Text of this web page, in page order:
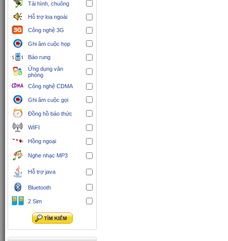
Tải hình, chuông
Hỗ trợ loa ngoài
Công nghệ 3G
Ghi âm cuộc họp
Báo rung
Ứng dụng văn
phòng
Công nghệ CDMA
Ghi âm cuộc gọi
Đồng hồ báo thức
WIFI
Hồng ngoại
Nghe nhạc MP3
Hỗ trợ java
Bluetooth
2 Sim